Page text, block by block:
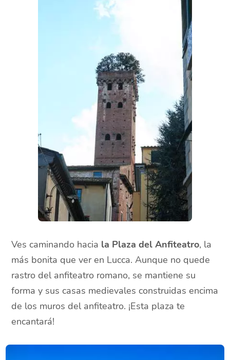
Ves caminando hacia la Plaza del Anfiteatro, la
más bonita que ver en Lucca. Aunque no quede
rastro del anfiteatro romano, se mantiene su
forma y sus casas medievales construidas encima
de los muros del anfiteatro. ¡Esta plaza te
encantará!